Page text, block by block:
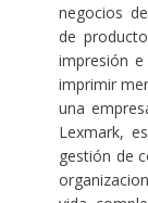
negocios
de
impresión
imprimir
una
Lexmark,
gestión de